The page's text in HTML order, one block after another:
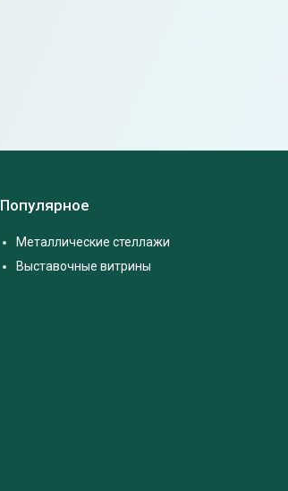
Популярное
Металлические стеллажи
Выставочные витрины